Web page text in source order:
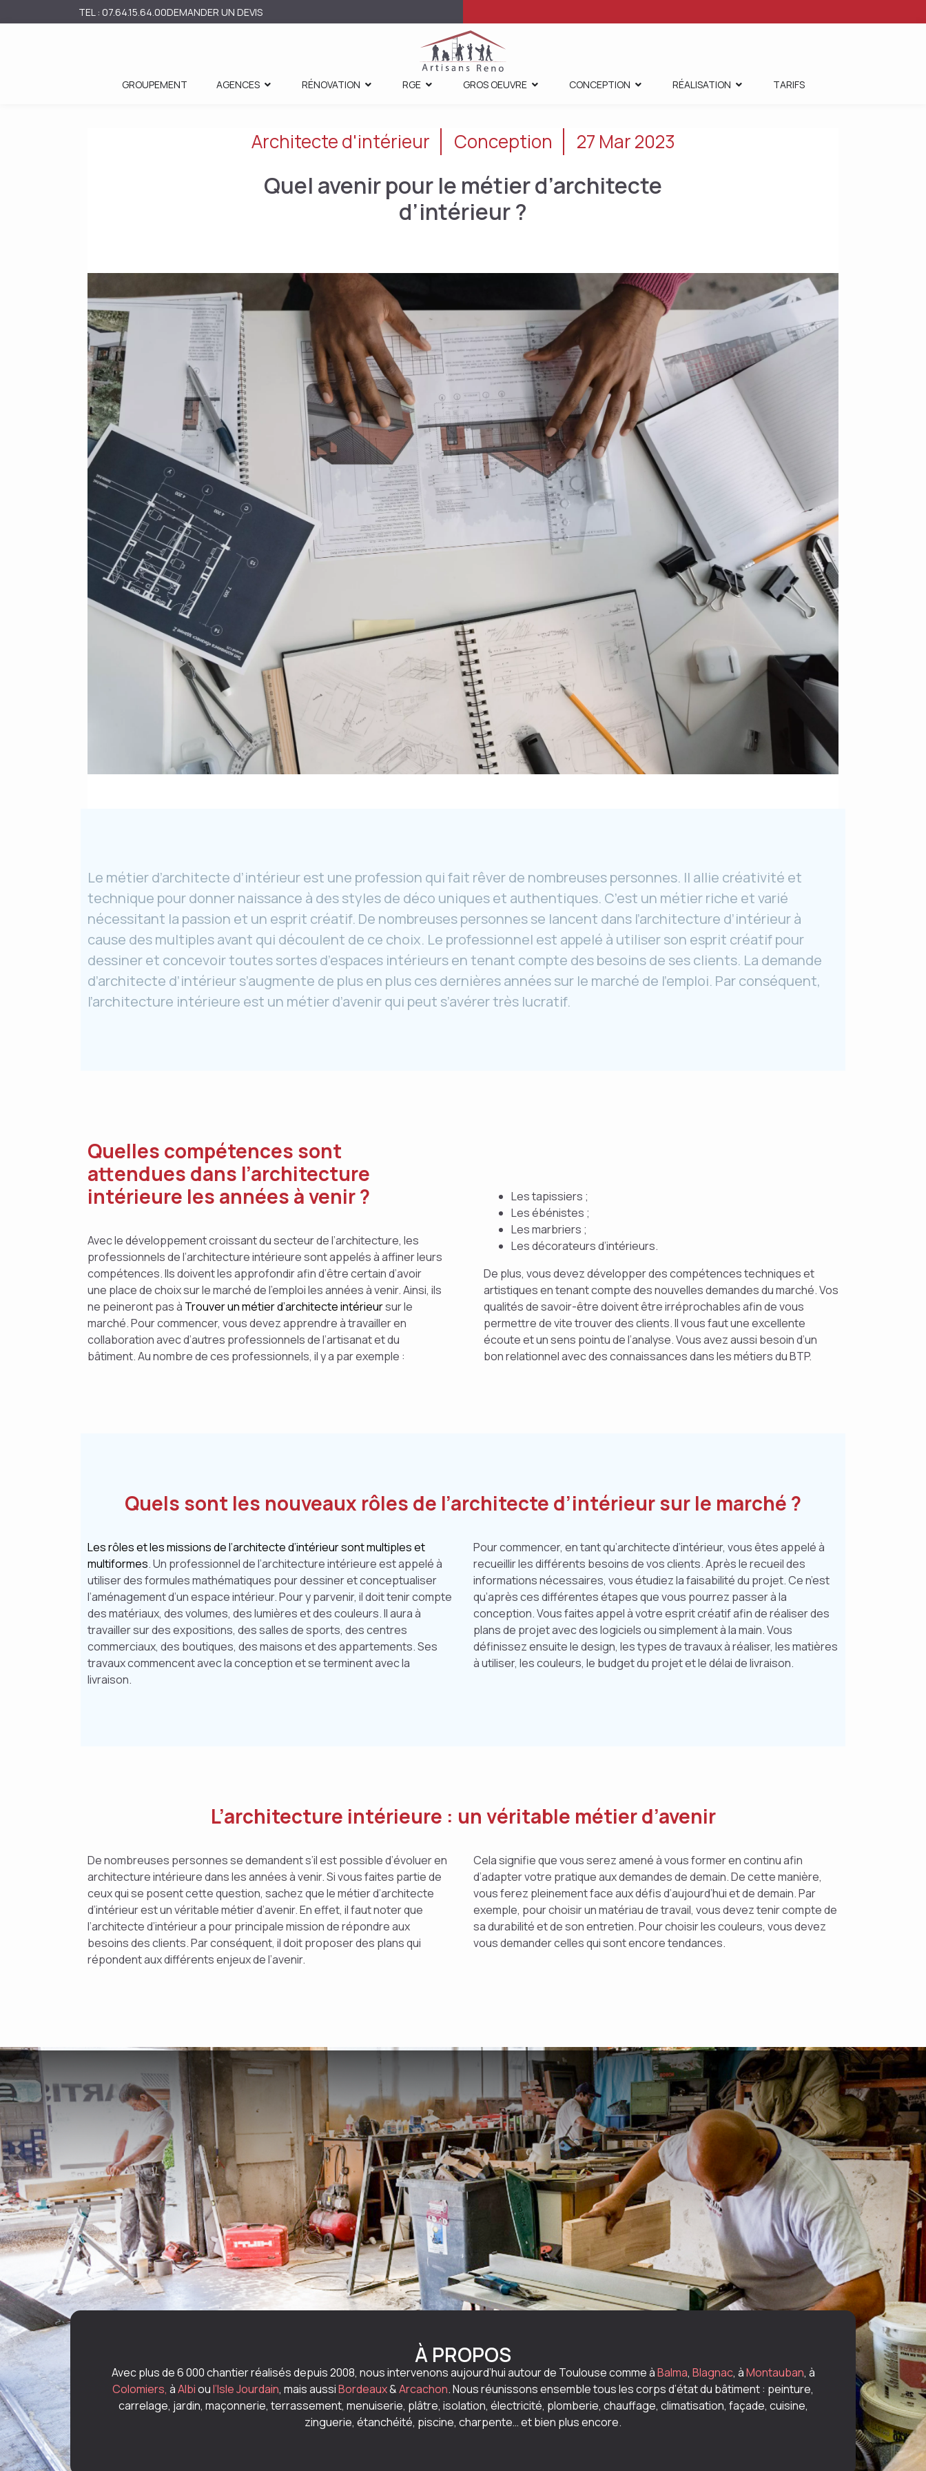
TEL : 07.64.15.64.00DEMANDER UN DEVIS
GROUPEMENT AGENCES RÉNOVATION RGE GROS OEUVRE CONCEPTION RÉALISATION TARIFS
Architecte d'intérieur Conception 27 Mar 2023
Quel avenir pour le métier d’architecte
d’intérieur ?
Le métier d’architecte d’intérieurest une profession qui fait rêver de nombreuses personnes. Il allie créativité et
technique pour donner naissance à des styles de déco uniques et authentiques. C’est un métier riche et varié
nécessitant la passion et un esprit créatif. De nombreuses personnes se lancent dans l’architecture d’intérieur à
cause des multiples avant qui découlent de ce choix. Le professionnel est appelé à utiliser son esprit créatif pour
dessiner et concevoir toutes sortes d’espaces intérieurs en tenant compte des besoins de ses clients. La demande
d’architecte d’intérieur s’augmente de plus en plus ces dernières années sur le marché de l’emploi. Par conséquent,
l’architecture intérieure est un métier d’avenir qui peut s’avérer très lucratif.
Quelles compétences sont
attendues dans l’architecture
intérieure les années à venir ?
Avec le développement croissant du secteur de l’architecture, les
professionnels de l’architecture intérieure sont appelés à affiner leurs
compétences. Ils doivent les approfondir afin d’être certain d’avoir
une place de choix sur le marché de l’emploi les années à venir. Ainsi, ils
ne peineront pas à Trouver un métier d’architecte intérieursur le
marché. Pour commencer, vous devez apprendre à travailler en
collaboration avec d’autres professionnels de l’artisanat et du
bâtiment. Au nombre de ces professionnels, il y a par exemple :
Les tapissiers ;
Les ébénistes ;
Les marbriers ;
Les décorateurs d’intérieurs.
De plus, vous devez développer des compétences techniques et
artistiques en tenant compte des nouvelles demandes du marché. Vos
qualités de savoir-être doivent être irréprochables afin de vous
permettre de vite trouver des clients. Il vous faut une excellente
écoute et un sens pointu de l’analyse. Vous avez aussi besoin d’un
bon relationnel avec des connaissances dans les métiers du BTP.
Quels sont les nouveaux rôles de l’architecte d’intérieur sur le marché ?
Les rôles et les missions de l’architecte d’intérieur sont multiples et
multiformes. Un professionnel de l’architecture intérieure est appelé à
utiliser des formules mathématiques pour dessiner et conceptualiser
l’aménagement d’un espace intérieur. Pour y parvenir, il doit tenir compte
des matériaux, des volumes, des lumières et des couleurs. Il aura à
travailler sur des expositions, des salles de sports, des centres
commerciaux, des boutiques, des maisons et des appartements. Ses
travaux commencent avec la conception et se terminent avec la
livraison.
Pour commencer, en tant qu’architecte d’intérieur, vous êtes appelé à
recueillir les différents besoins de vos clients. Après le recueil des
informations nécessaires, vous étudiez la faisabilité du projet. Ce n’est
qu’après ces différentes étapes que vous pourrez passer à la
conception. Vous faites appel à votre esprit créatif afin de réaliser des
plans de projet avec des logiciels ou simplement à la main. Vous
définissez ensuite le design, les types de travaux à réaliser, les matières
à utiliser, les couleurs, le budget du projet et le délai de livraison.
L’architecture intérieure : un véritable métier d’avenir
De nombreuses personnes se demandent s’il est possible d’évoluer en
architecture intérieure dans les années à venir. Si vous faites partie de
ceux qui se posent cette question, sachez que le métier d’architecte
d’intérieur est un véritable métier d’avenir. En effet, il faut noter que
l’architecte d’intérieur a pour principale mission de répondre aux
besoins des clients. Par conséquent, il doit proposer des plans qui
répondent aux différents enjeux de l’avenir.
Cela signifie que vous serez amené à vous former en continu afin
d’adapter votre pratique aux demandes de demain. De cette manière,
vous ferez pleinement face aux défis d’aujourd’hui et de demain. Par
exemple, pour choisir un matériau de travail, vous devez tenir compte de
sa durabilité et de son entretien. Pour choisir les couleurs, vous devez
vous demander celles qui sont encore tendances.
À PROPOS
Avec plus de 6 000 chantier réalisés depuis 2008, nous intervenons aujourd’hui autour de Toulousecomme àBalma, Blagnac, àMontauban, à
Colomiers, àAlbioul’Isle Jourdain, mais aussiBordeaux&Arcachon. Nous réunissons ensemble tous les corps d’état du bâtiment : peinture,
carrelage, jardin, maçonnerie, terrassement, menuiserie, plâtre, isolation, électricité, plomberie, chauffage, climatisation, façade, cuisine,
zinguerie, étanchéité, piscine, charpente… et bien plus encore.